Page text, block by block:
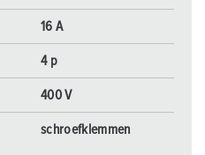
16 A
4 p
400 V
schroefklemmen